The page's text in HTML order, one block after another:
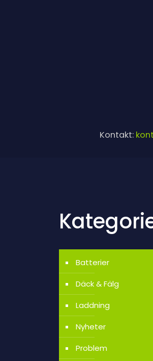
Kontakt:
Batterier
Däck & Fälg
Laddning
Nyheter
Problem